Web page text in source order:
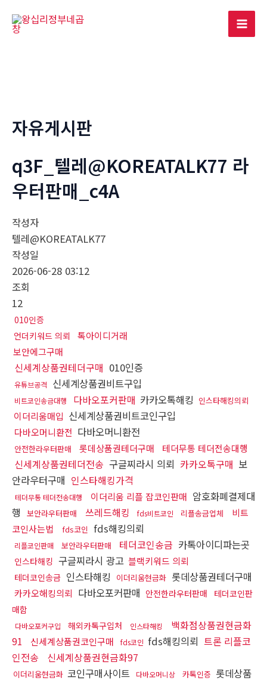
Main
자유게시판
q3F_텔레@KOREATALK77 라
우터판매_c4A
작성자
텔레@KOREATALK77
작성일
2026-06-28 03:12
조회
12
010인증
언더키워드 의뢰
톡아이디거래
보안에그구매
신세계상품권테더구매 010인증
유튜브공격 신세계상품권비트구입
비트코인송금대행 다바오포커판매 카카오톡해킹 인스타해킹의뢰
이더리움매입 신세계상품권비트코인구입
다바오머니환전 다바오머니환전
안전한라우터판매 롯데상품권테더구매 테더무통 테더전송대행
신세계상품권테더전송 구글찌라시 의뢰 카카오톡구매 보
안라우터구매 인스타해킹가격
테더무통 테더전송대행 이더리움 리플 잡코인판매 암호화폐결제대
행
보안라우터판매 쓰레드해킹 fds비트코인 리플송금업체
비트
코인사는법
fds코인 fds해킹의뢰
리플코인판매 보안라우터판매 테더코인송금 카톡아이디파는곳
인스타해킹 구글찌라시 광고 블랙키워드 의뢰
테더코인송금 인스타해킹 이더리움현금화 롯데상품권테더구매
카카오해킹의뢰 다바오포커판매 안전한라우터판매
테더코인판
매함
다바오포커구입 해외카톡구입처 인스타해킹
백화점상품권현금화
91
신세계상품권코인구매 fds코인 fds해킹의뢰 트론 리플코
인전송
신세계상품권현금화97
이더리움현금화 코인구매사이트 다바오머니상 카톡인증 롯데상품